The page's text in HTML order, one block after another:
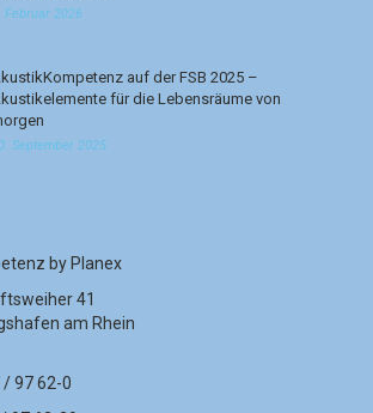
Februar 2026
auf der FSB 2025 –
für die Lebensräume von
September 2025
by Planex
41
am Rhein
/ 97 62-0